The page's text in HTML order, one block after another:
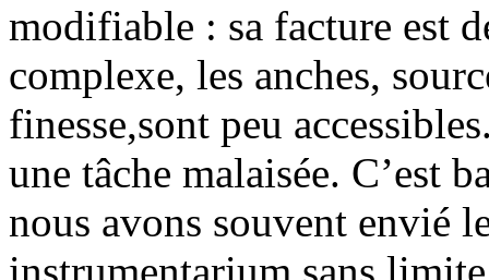
modifiable : sa facture est
complexe, les anches,
finesse,sont peu
une tâche malaisée. C’est
nous avons souvent envié
instrumentarium sans